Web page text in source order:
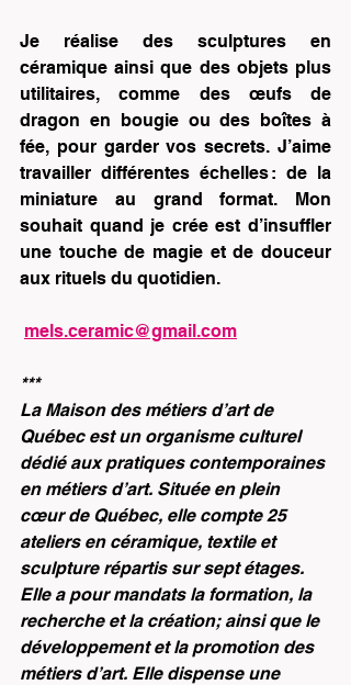
Je réalise des sculptures en
céramique ainsi que des objets plus
utilitaires, comme des œufs de
dragon en bougie ou des boîtes à
fée, pour garder vos secrets. J’aime
travailler différentes échelles : de la
miniature au grand format. Mon
souhait quand je crée est d’insuffler
une touche de magie et de douceur
aux rituels du quotidien.
mels.ceramic@gmail.com
***
La Maison des métiers d’art de
Québec est un organisme culturel
dédié aux pratiques contemporaines
en métiers d’art. Située en plein
cœur de Québec, elle compte 25
ateliers en céramique, textile et
sculpture répartis sur sept étages.
Elle a pour mandats la formation, la
recherche et la création; ainsi que le
développement et la promotion des
métiers d’art. Elle dispense une